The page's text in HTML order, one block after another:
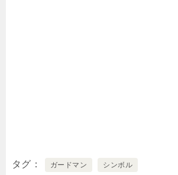
タグ ガードマン シンボル